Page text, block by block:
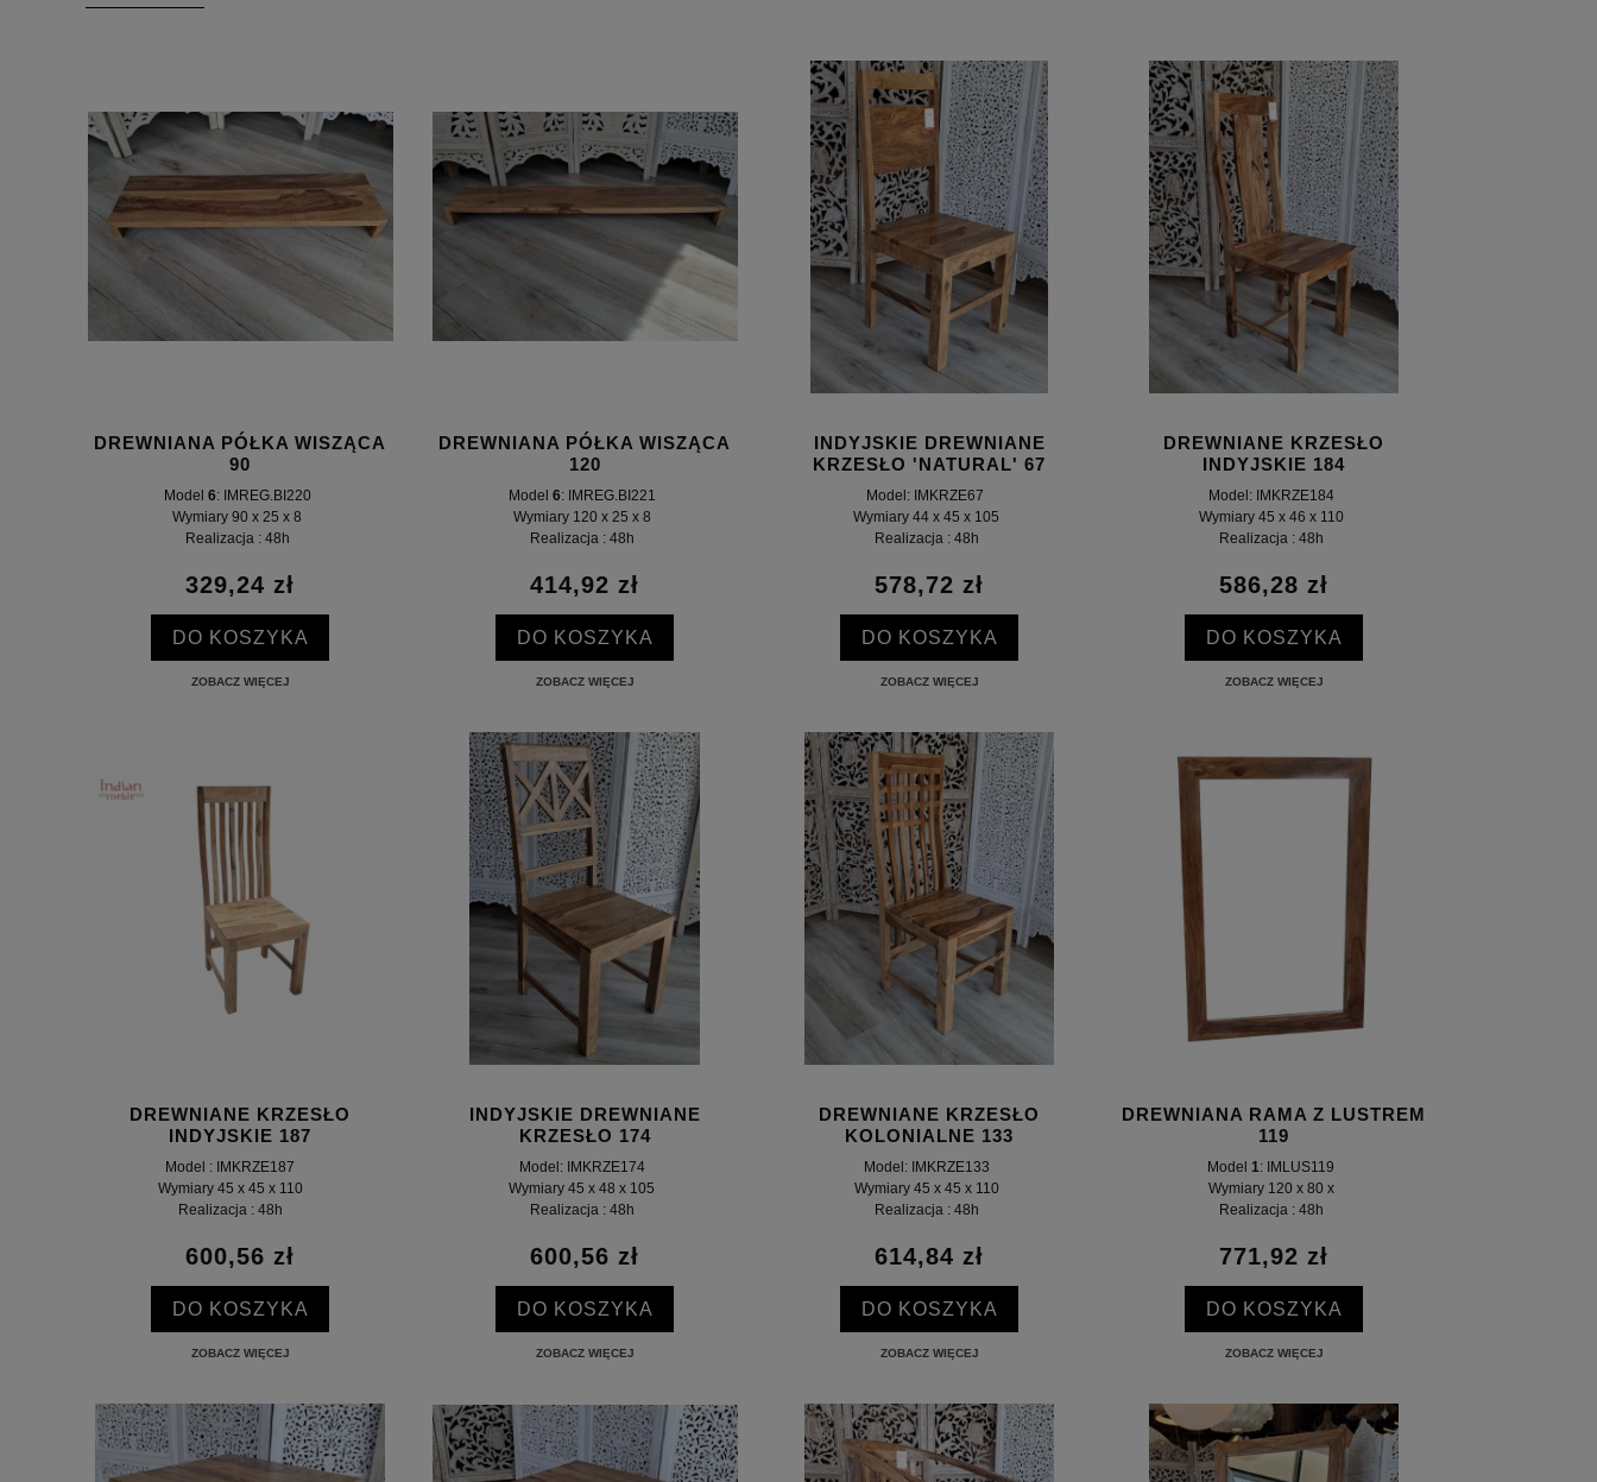
DREWNIANA PÓŁKA WISZĄCA
90
Model 6: IMREG.BI220
Wymiary 90 x 25 x 8
Realizacja : 48h
329,24 zł
DO KOSZYKA
ZOBACZ WIĘCEJ
DREWNIANA PÓŁKA WISZĄCA
120
Model 6: IMREG.BI221
Wymiary 120 x 25 x 8
Realizacja : 48h
414,92 zł
DO KOSZYKA
ZOBACZ WIĘCEJ
INDYJSKIE DREWNIANE
KRZESŁO 'NATURAL' 67
Model: IMKRZE67
Wymiary 44 x 45 x 105
Realizacja : 48h
578,72 zł
DO KOSZYKA
ZOBACZ WIĘCEJ
DREWNIANE KRZESŁO
INDYJSKIE 184
Model: IMKRZE184
Wymiary 45 x 46 x 110
Realizacja : 48h
586,28 zł
DO KOSZYKA
ZOBACZ WIĘCEJ
DREWNIANE KRZESŁO
INDYJSKIE 187
Model : IMKRZE187
Wymiary 45 x 45 x 110
Realizacja : 48h
600,56 zł
DO KOSZYKA
ZOBACZ WIĘCEJ
INDYJSKIE DREWNIANE
KRZESŁO 174
Model: IMKRZE174
Wymiary 45 x 48 x 105
Realizacja : 48h
600,56 zł
DO KOSZYKA
ZOBACZ WIĘCEJ
DREWNIANE KRZESŁO
KOLONIALNE 133
Model: IMKRZE133
Wymiary 45 x 45 x 110
Realizacja : 48h
614,84 zł
DO KOSZYKA
ZOBACZ WIĘCEJ
DREWNIANA RAMA Z LUSTREM
119
Model 1: IMLUS119
Wymiary 120 x 80 x
Realizacja : 48h
771,92 zł
DO KOSZYKA
ZOBACZ WIĘCEJ